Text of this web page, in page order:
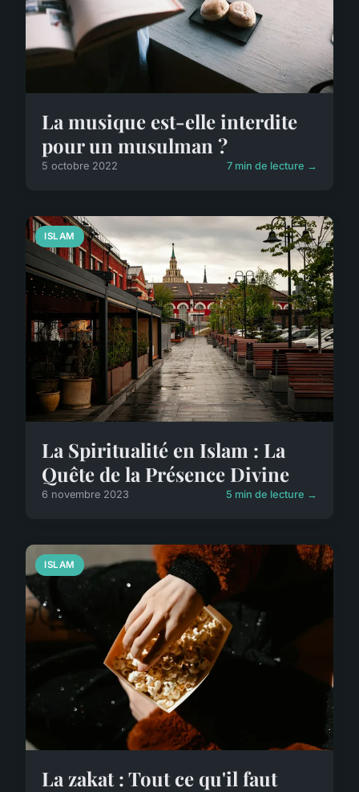
La musique est-elle interdite
pour un musulman ?
5 octobre 2022 7 min de lecture →
ISLAM
La Spiritualité en Islam : La
Quête de la Présence Divine
6 novembre 2023 5 min de lecture →
ISLAM
La zakat : Tout ce qu'il faut